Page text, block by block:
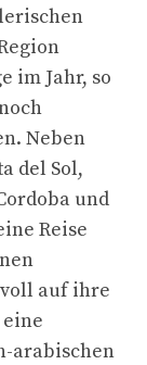
im Jahr, so
Neben
del Sol,
und
Reise
auf ihre
arabischen